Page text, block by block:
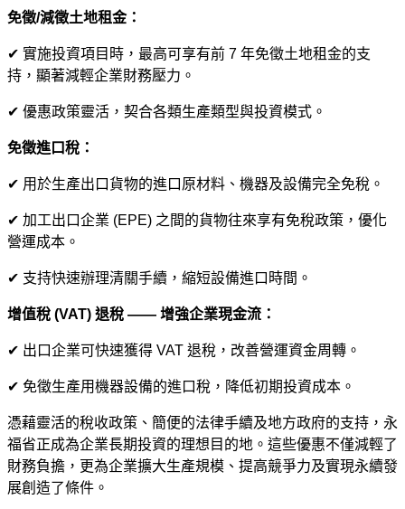
免徵/減徵土地租金：
✔ 實施投資項目時，最高可享有前 7 年免徵土地租金的支
持，顯著減輕企業財務壓力。
✔ 優惠政策靈活，契合各類生產類型與投資模式。
免徵進口稅：
✔ 用於生產出口貨物的進口原材料、機器及設備完全免稅。
✔ 加工出口企業 (EPE) 之間的貨物往來享有免稅政策，優化
營運成本。
✔ 支持快速辦理清關手續，縮短設備進口時間。
增值稅 (VAT) 退稅 —— 增強企業現金流：
✔ 出口企業可快速獲得 VAT 退稅，改善營運資金周轉。
✔ 免徵生產用機器設備的進口稅，降低初期投資成本。
憑藉靈活的稅收政策、簡便的法律手續及地方政府的支持，永
福省正成為企業長期投資的理想目的地。這些優惠不僅減輕了
財務負擔，更為企業擴大生產規模、提高競爭力及實現永續發
展創造了條件。